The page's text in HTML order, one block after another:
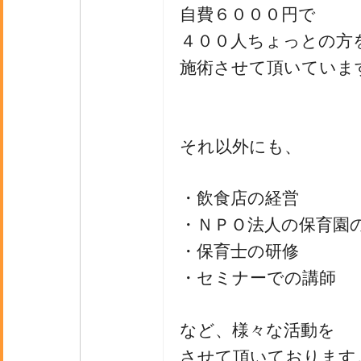
自費６０００円で
４００人ちょっとの方
施術させて頂いていま
それ以外にも、
・飲食店の経営
・ＮＰＯ法人の保育園
・保育士の研修
・セミナーでの講師
など、様々な活動を
させて頂いております